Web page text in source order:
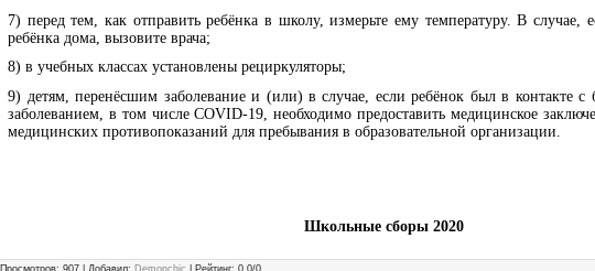
7) перед тем, как отправить ребёнка в школу, измерьте ему температуру. В случае,
ребёнка дома, вызовите врача;
8) в учебных классах установлены рециркуляторы;
9) детям, перенёсшим заболевание и (или) в случае, если ребёнок был в контакте
заболеванием, в том числе COVID-19, необходимо предоставить медицинское
медицинских противопоказаний для пребывания в образовательной организации.
Школьные сборы 2020
Просмотров: 907 | Добавил: Demonchic Рейтинг:0.0/0